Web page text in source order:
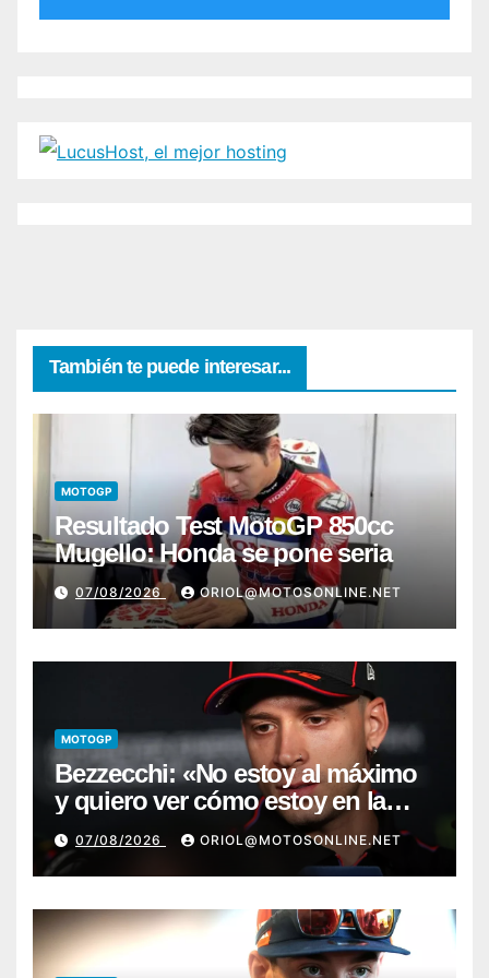
También te puede interesar...
MOTOGP
Resultado Test MotoGP 850cc
Mugello: Honda se pone seria
07/08/2026 ORIOL@MOTOSONLINE.NET
MOTOGP
Bezzecchi: «No estoy al máximo
y quiero ver cómo estoy en la
moto; desde Aragón será una
guerra»
07/08/2026 ORIOL@MOTOSONLINE.NET